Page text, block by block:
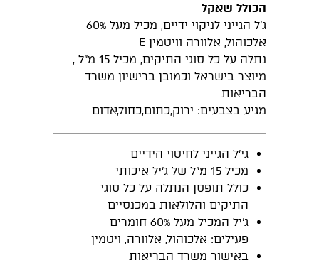
הכולל שאקל
ג'ל הגייני לניקוי ידיים, מכיל מעל 60%
אלכוהול, אלוורה וויטמין E
נתלה על כל סוגי התיקים, מכיל 15 מ"ל ,
מיוצר בישראל וכמובן ברישיון משרד
הבריאות
מגיע בצבעים: ירוק,כתום,כחול,אדום
גי'ל הגייני לחיטוי הידיים
מכיל 15 מ"ל של ג'יל איכותי
כולל תופסן הנתלה על כל סוגי
התיקים והלולאות במכנסיים
ג'יל המכיל מעל 60% חומרים
פעילים: אלכוהול, אלוורה, ויטמין
באישור משרד הבריאות